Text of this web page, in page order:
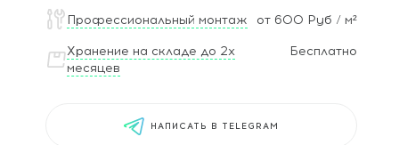
Профессиональный монтаж от 600 Руб / м²
Хранение на складе до 2х
месяцев
Бесплатно
НАПИСАТЬ В TELEGRAM